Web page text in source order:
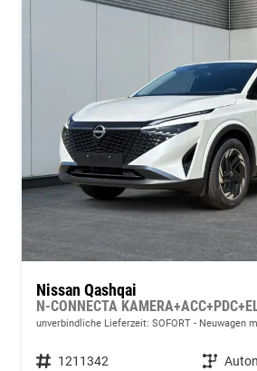
Nissan Qashqai
unverbindliche Lieferzeit: SOFORT Neuwagen
Fahrzeugnummer 1211342 Getriebe